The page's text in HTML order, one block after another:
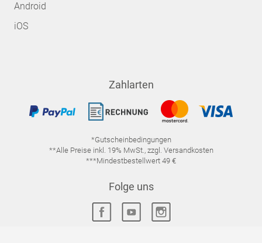
Android
iOS
Zahlarten
*Gutscheinbedingungen
**Alle Preise inkl. 19% MwSt., zzgl. Versandkosten
***Mindestbestellwert 49 €
Folge uns